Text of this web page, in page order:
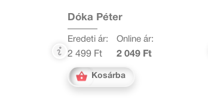
Dóka Péter
Eredeti ár:
2 499 Ft
Online ár:
2 049 Ft
Kosárba